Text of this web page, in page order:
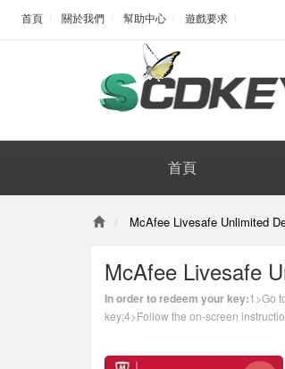
首頁 關於我們 幫助中心 遊戲要求
首頁
McAfee Livesafe Unlimited
McAfee Livesafe
In order to redeem your key:1>Go
key;4>Follow the on-screen